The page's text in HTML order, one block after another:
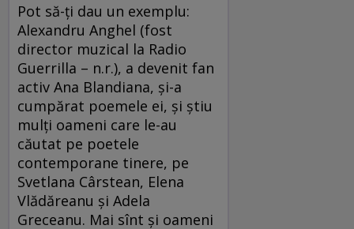
Pot să-ți dau un exemplu:
Alexandru Anghel (fost
director muzical la Radio
Guerrilla – n.r.), a devenit fan
activ Ana Blandiana, și-a
cumpărat poemele ei, și știu
mulți oameni care le-au
căutat pe poetele
contemporane tinere, pe
Svetlana Cârstean, Elena
Vlădăreanu și Adela
Greceanu. Mai sînt și oameni